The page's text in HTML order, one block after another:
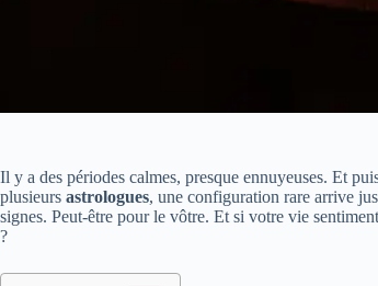
Il y a des périodes calmes, presque ennuyeuses. Et
plusieurs astrologues, une configuration rare arrive
signes. Peut-être pour le vôtre. Et si votre vie
?